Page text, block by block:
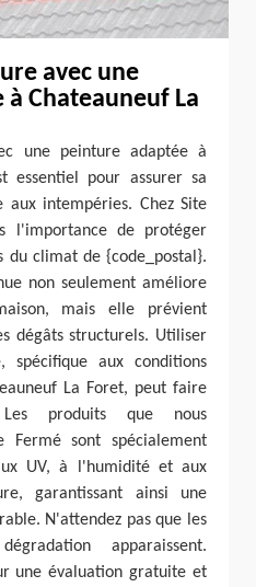
avec une
Chateauneuf La
une peinture adaptée à
essentiel pour assurer sa
aux intempéries. Chez Site
l'importance de protéger
du climat de {code_postal}.
non seulement améliore
mais elle prévient
dégâts structurels. Utiliser
spécifique aux conditions
La Foret, peut faire
produits que nous
Fermé sont spécialement
UV, à l'humidité et aux
garantissant ainsi une
N'attendez pas que les
apparaissent.
une évaluation gratuite et